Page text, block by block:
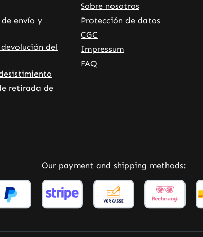
link)
tab (external link)
envío y
del
retirada de
Sobre nosotros
Protección de datos
CGC
Impressum
FAQ
Our payment and shipping methods: